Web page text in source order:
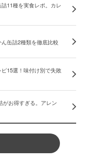
11種を実食レポ。カレ
缶詰2種類を徹底比較
15選！味付け別で失敗
がお得すぎる。アレン